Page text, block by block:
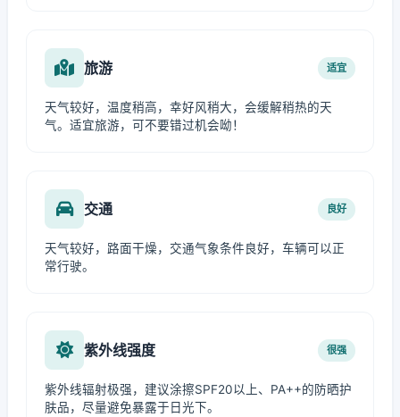
旅游 适宜
天气较好，温度稍高，幸好风稍大，会缓解稍热的天
气。适宜旅游，可不要错过机会呦！
交通 良好
天气较好，路面干燥，交通气象条件良好，车辆可以正
常行驶。
紫外线强度 很强
紫外线辐射极强，建议涂擦SPF20以上、PA++的防晒护
肤品，尽量避免暴露于日光下。